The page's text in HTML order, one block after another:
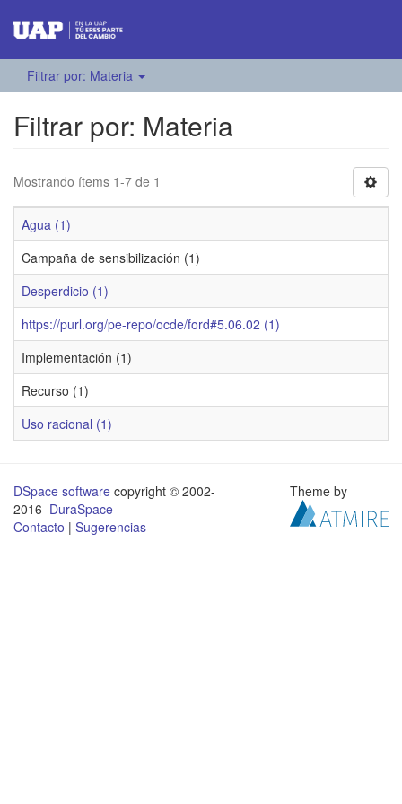
Filtrar por: Materia
Filtrar por: Materia
Mostrando ítems 1-7 de 1
Agua (1)
Campaña de sensibilización (1)
Desperdicio (1)
https://purl.org/pe-repo/ocde/ford#5.06.02 (1)
Implementación (1)
Recurso (1)
Uso racional (1)
DSpace software copyright © 2002-
2016 DuraSpace
Contacto | Sugerencias
Theme by